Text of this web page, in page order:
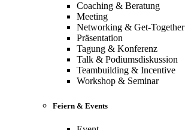
Coaching & Beratung
Meeting
Networking & Get-Together
Präsentation
Tagung & Konferenz
Talk & Podiumsdiskussion
Teambuilding & Incentive
Workshop & Seminar
Feiern & Events